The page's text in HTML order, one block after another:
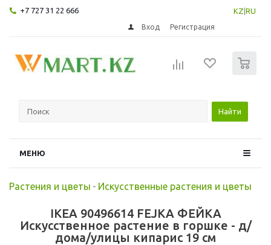
+7 727 31 22 666 KZ RU
Вход Регистрация
Найти
МЕНЮ
Растения и цветы - Искусственные растения и цветы
IKEA 90496614 FEJKA ФЕЙКА
Искусственное растение в горшке - д/
дома/улицы кипарис 19 см